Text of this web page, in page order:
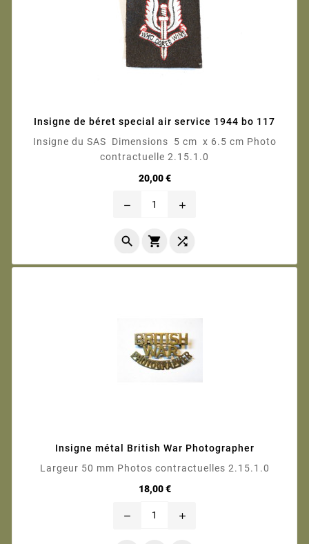
Insigne de béret special air service 1944 bo 117
Insigne du SAS Dimensions 5 cm x 6.5 cm Photo
contractuelle 2.15.1.0
20,00 €Prix
remove add
  
Insigne métal British War Photographer
Largeur 50 mm Photos contractuelles 2.15.1.0
18,00 €Prix
remove add